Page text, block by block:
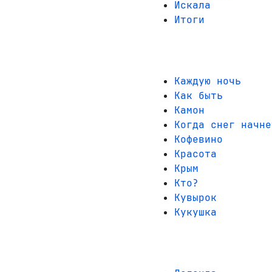
Искала
Итоги
Каждую ночь
Как быть
Камон
Когда снег
Кофевино
Красота
Крым
Кто?
Кувырок
Кукушка